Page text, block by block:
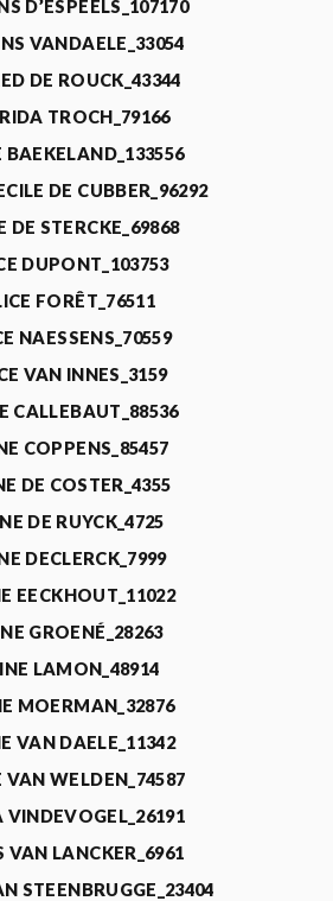
D’ESPEELS_107170
VANDAELE_33054
DE ROUCK_43344
TROCH_79166
BAEKELAND_133556
DE CUBBER_96292
DE STERCKE_69868
DUPONT_103753
FORÊT_76511
NAESSENS_70559
VAN INNES_3159
CALLEBAUT_88536
COPPENS_85457
DE COSTER_4355
DE RUYCK_4725
DECLERCK_7999
EECKHOUT_11022
GROENÉ_28263
LAMON_48914
MOERMAN_32876
VAN DAELE_11342
VAN WELDEN_74587
VINDEVOGEL_26191
VAN LANCKER_6961
STEENBRUGGE_23404